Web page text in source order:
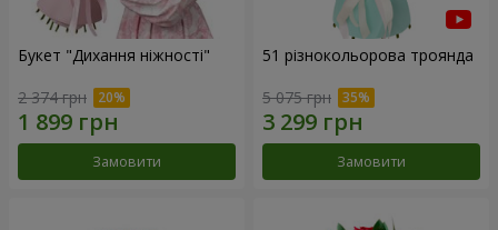
Букет "Дихання ніжності"
2 374 грн
Замовити
51 різнокольорова троянда
5 075 грн
Замовити